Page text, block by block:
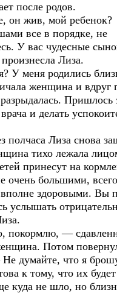
после родов.
он жив, мой ребенок?
все в порядке, не
У вас чудесные
Лиза.
У меня родились
женщина и вдруг
Пришлось
и делать
полчаса Лиза снова
тихо лежала
принесут на
очень большими,
здоровыми. Вы
услышать
покормлю, —
Потом
думайте, что я
к тому, что их
куда не шло, но